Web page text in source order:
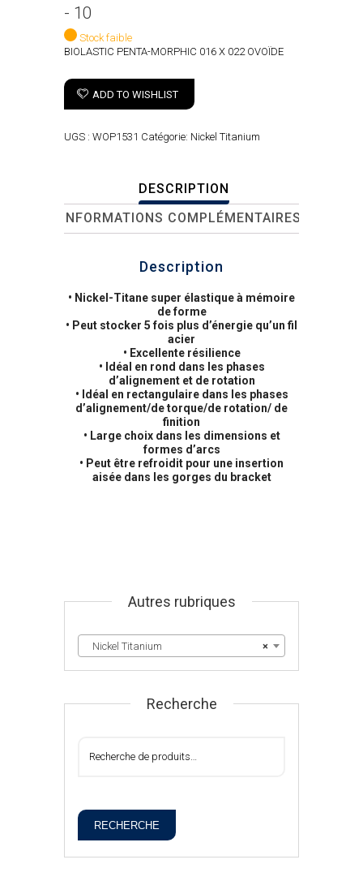
- 10
Stock faible
BIOLASTIC PENTA-MORPHIC 016 X 022 OVOÏDE
ADD TO WISHLIST
UGS : WOP1531 Catégorie: Nickel Titanium
DESCRIPTION
INFORMATIONS COMPLÉMENTAIRES
Description
• Nickel-Titane super élastique à mémoire
de forme
• Peut stocker 5 fois plus d’énergie qu’un fil
acier
• Excellente résilience
• Idéal en rond dans les phases
d’alignement et de rotation
• Idéal en rectangulaire dans les phases
d’alignement/de torque/de rotation/ de
finition
• Large choix dans les dimensions et
formes d’arcs
• Peut être refroidit pour une insertion
aisée dans les gorges du bracket
Autres rubriques
×
Nickel Titanium
Recherche
RECHERCHE